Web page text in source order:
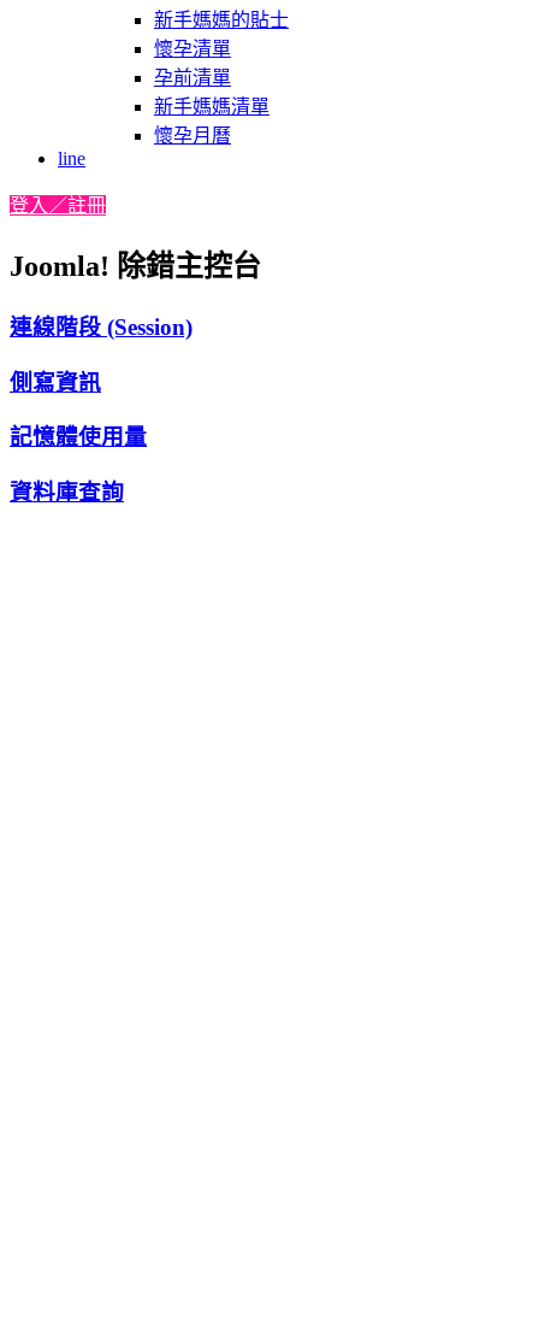
新手媽媽的貼士
懷孕清單
孕前清單
新手媽媽清單
懷孕月曆
line
登入／註冊
Joomla! 除錯主控台
連線階段 (Session)
側寫資訊
記憶體使用量
資料庫查詢